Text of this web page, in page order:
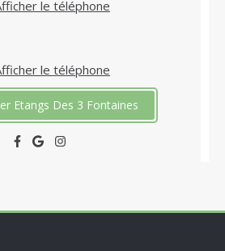
le téléphone
le téléphone
Etangs Des 3 Fontaines